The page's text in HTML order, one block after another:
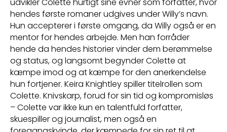
hendes første romaner udgives under Willy’s navn.
Hun accepterer i første omgang, da Willy også er en
mentor for hendes arbejde. Men han forråder
hende da hendes historier vinder dem berømmelse
og status, og langsomt begynder Colette at
kæmpe imod og at kæmpe for den anerkendelse
hun fortjener. Keira Knightley spiller titelrollen som
Colette. Knivskarp, forud for sin tid og kompromisløs
– Colette var ikke kun en talentfuld forfatter,
skuespiller og journalist, men også en